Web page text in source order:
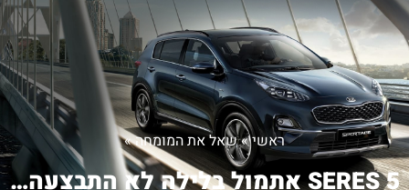
ראשי»שאל את המומחה»
SERES 5 אתמול בלילה לא התבצעה טעינה. ...